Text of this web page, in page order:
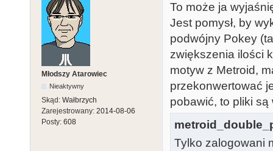
Młodszy Atarowiec
Nieaktywny
Skąd: Wałbrzych
Zarejestrowany: 2014-08-06
Posty: 608
To może ja
Jest pomysł, by
podwójny Pokey
zwiększenia ilości
motyw z Metroid,
przekonwertować
pobawić, to pliki są
Tylko zalogowani